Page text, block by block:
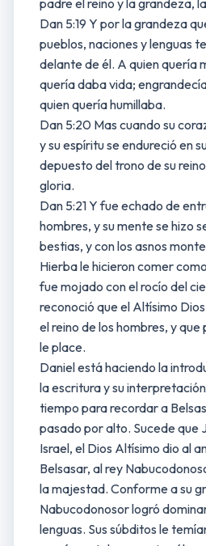
padre el reino y la grandeza,
Dan 5:19 Y por la grandeza
pueblos, naciones y lenguas
delante de él. A quien quería
quería daba vida;
quien quería humillaba.
Dan 5:20 Mas cuando su
y su espíritu se endureció en
depuesto del trono de su
gloria.
Dan 5:21 Y fue echado de
hombres, y su mente se hizo
bestias, y con los asnos
Hierba le hicieron comer
fue mojado con el rocío del
reconoció que el Altísimo
el reino de los hombres, y que
le place.
Daniel está haciendo la
la escritura y su
tiempo para recordar a
pasado por alto. Sucede que
Israel, el Dios Altísimo dio al
Belsasar, al rey
la majestad. Conforme a su
Nabucodonosor logró
lenguas. Sus súbditos le